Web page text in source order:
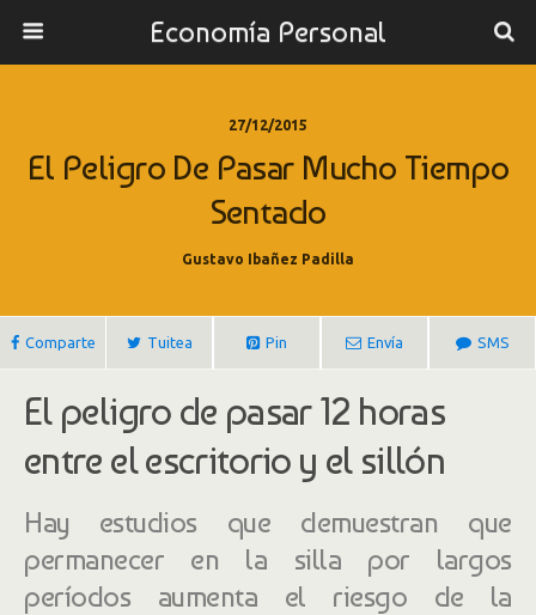
Economía Personal
27/12/2015
El Peligro De Pasar Mucho Tiempo
Sentado
Gustavo Ibañez Padilla
Comparte Tuitea Pin Envía SMS
El peligro de pasar 12 horas
entre el escritorio y el sillón
Hay estudios que demuestran que
permanecer en la silla por largos
períodos aumenta el riesgo de la